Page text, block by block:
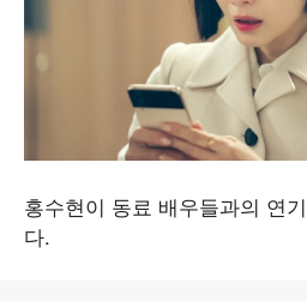
홍수현이 동료 배우들과의 연
다.